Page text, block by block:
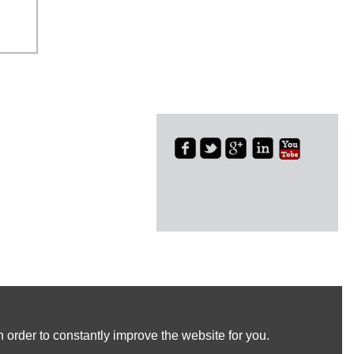
to constantly improve the website for you.